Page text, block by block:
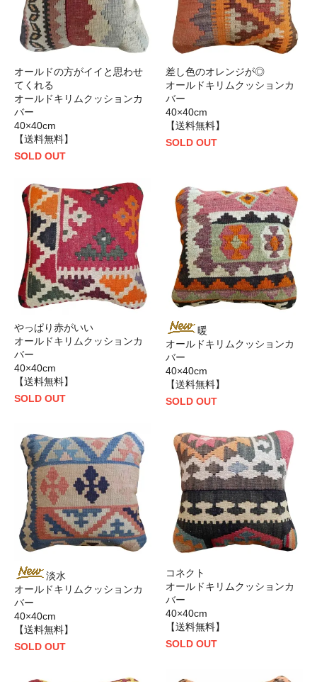
オールドの方がイイと思わせ
てくれる
オールドキリムクッションカ
バー
40×40cm
【送料無料】
SOLD OUT
差し色のオレンジが◎
オールドキリムクッションカ
バー
40×40cm
【送料無料】
SOLD OUT
やっぱり赤がいい
オールドキリムクッションカ
バー
40×40cm
【送料無料】
SOLD OUT
暖
オールドキリムクッションカ
バー
40×40cm
【送料無料】
SOLD OUT
淡水
オールドキリムクッションカ
バー
40×40cm
【送料無料】
SOLD OUT
コネクト
オールドキリムクッションカ
バー
40×40cm
【送料無料】
SOLD OUT